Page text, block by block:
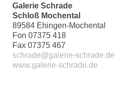
Galerie Schrade
Schloß Mochental
89584 Ehingen-Mochental
Fon 07375 418
Fax 07375 467
schrade@galerie-schrade.de
www.galerie-schrade.de